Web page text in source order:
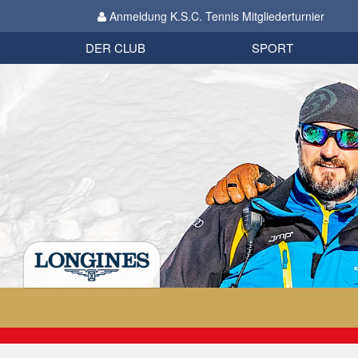
Anmeldung K.S.C. Tennis Mitgliederturnier
DER CLUB
Organisation
SPORT
Biathlon
Datenschutzverordnung 2018
Impressum